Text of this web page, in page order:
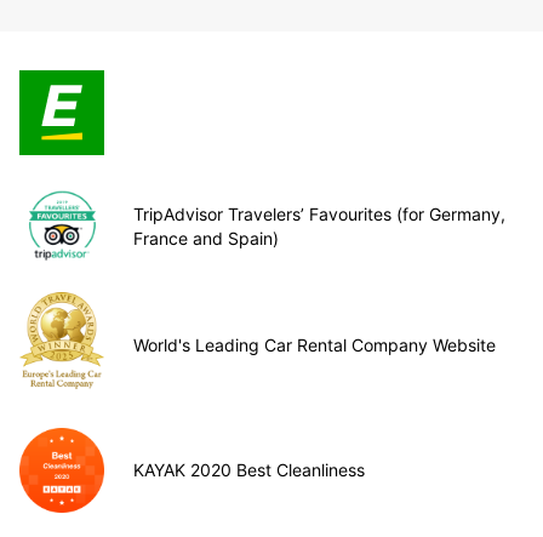
TripAdvisor Travelers’ Favourites (for Germany,
France and Spain)
World's Leading Car Rental Company Website
KAYAK 2020 Best Cleanliness